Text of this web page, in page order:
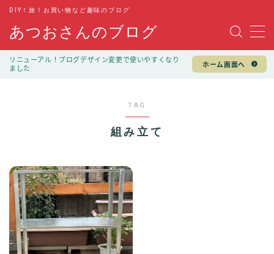
あつおさんのブログ
DIY！旅！お買い物など趣味のブログ
MENU
お買い物
100均
ファッション
リニューアル！ブログデザイン変更で使いやすくなり
ました
ホーム画面へ
TAG
組み立て